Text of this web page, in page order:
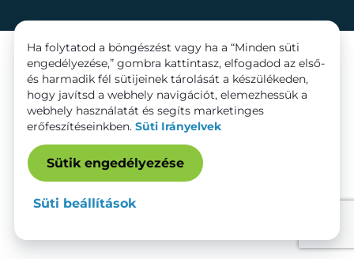
Ha folytatod a böngészést vagy ha a “Minden süti
engedélyezése,” gombra kattintasz, elfogadod az első-
és harmadik fél sütijeinek tárolását a készülékeden,
hogy javítsd a webhely navigációt, elemezhessük a
webhely használatát és segíts marketinges
erőfeszítéseinkben. Süti Irányelvek
Sütik engedélyezése
Süti beállítások